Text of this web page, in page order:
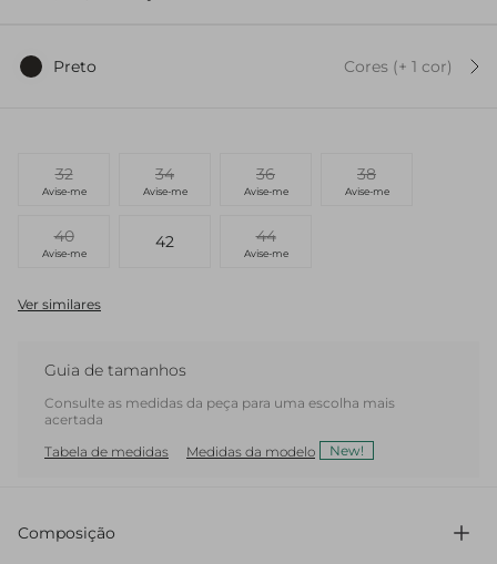
Preto Cores (+ 1 cor)
32
Avise-me
34
Avise-me
36
Avise-me
38
Avise-me
40
Avise-me
42 44
Avise-me
Ver similares
Guia de tamanhos
Consulte as medidas da peça para uma escolha mais
acertada
Tabela de medidas
Medidas da modelo New!
Composição